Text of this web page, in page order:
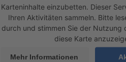
Karteninhalte einzubetten. Dieser
Ihren Aktivitäten sammeln. Bitte
durch und stimmen Sie der Nutzung
diese Karte
Mehr Informationen